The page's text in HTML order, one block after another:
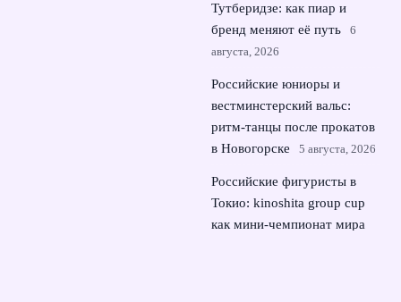
Тутберидзе: как пиар и
бренд меняют её путь
6
августа, 2026
Российские юниоры и
вестминстерский вальс:
ритм-танцы после прокатов
в Новогорске
5 августа, 2026
Российские фигуристы в
Токио: kinoshita group cup
как мини‑чемпионат мира